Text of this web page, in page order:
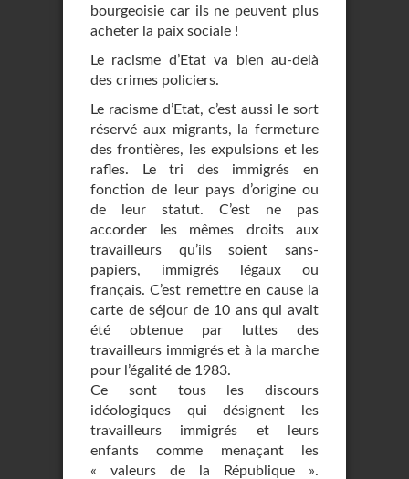
bourgeoisie car ils ne peuvent plus
acheter la paix sociale !
Le racisme d’Etat va bien au-delà
des crimes policiers.
Le racisme d’Etat, c’est aussi le sort
réservé aux migrants, la fermeture
des frontières, les expulsions et les
rafles. Le tri des immigrés en
fonction de leur pays d’origine ou
de leur statut. C’est ne pas
accorder les mêmes droits aux
travailleurs qu’ils soient sans-
papiers, immigrés légaux ou
français. C’est remettre en cause la
carte de séjour de 10 ans qui avait
été obtenue par luttes des
travailleurs immigrés et à la marche
pour l’égalité de 1983.
Ce sont tous les discours
idéologiques qui désignent les
travailleurs immigrés et leurs
enfants comme menaçant les
« valeurs de la République ».